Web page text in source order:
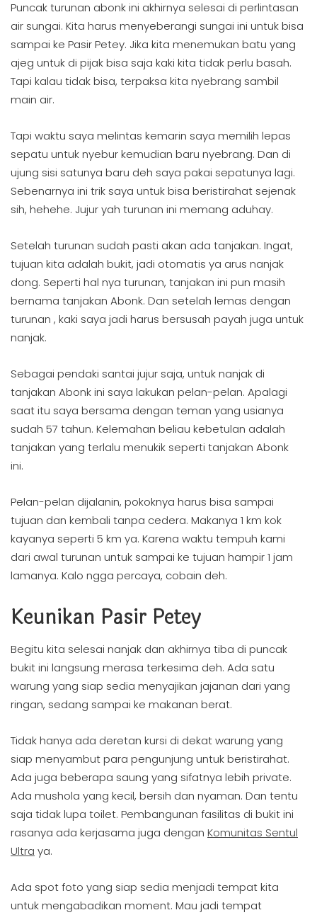
Puncak turunan abonk ini akhirnya selesai di perlintasan
air sungai. Kita harus menyeberangi sungai ini untuk bisa
sampai ke Pasir Petey. Jika kita menemukan batu yang
ajeg untuk di pijak bisa saja kaki kita tidak perlu basah.
Tapi kalau tidak bisa, terpaksa kita nyebrang sambil
main air.
Tapi waktu saya melintas kemarin saya memilih lepas
sepatu untuk nyebur kemudian baru nyebrang. Dan di
ujung sisi satunya baru deh saya pakai sepatunya lagi.
Sebenarnya ini trik saya untuk bisa beristirahat sejenak
sih, hehehe. Jujur yah turunan ini memang aduhay.
Setelah turunan sudah pasti akan ada tanjakan. Ingat,
tujuan kita adalah bukit, jadi otomatis ya arus nanjak
dong. Seperti hal nya turunan, tanjakan ini pun masih
bernama tanjakan Abonk. Dan setelah lemas dengan
turunan , kaki saya jadi harus bersusah payah juga untuk
nanjak.
Sebagai pendaki santai jujur saja, untuk nanjak di
tanjakan Abonk ini saya lakukan pelan-pelan. Apalagi
saat itu saya bersama dengan teman yang usianya
sudah 57 tahun. Kelemahan beliau kebetulan adalah
tanjakan yang terlalu menukik seperti tanjakan Abonk
ini.
Pelan-pelan dijalanin, pokoknya harus bisa sampai
tujuan dan kembali tanpa cedera. Makanya 1 km kok
kayanya seperti 5 km ya. Karena waktu tempuh kami
dari awal turunan untuk sampai ke tujuan hampir 1 jam
lamanya. Kalo ngga percaya, cobain deh.
Keunikan Pasir Petey
Begitu kita selesai nanjak dan akhirnya tiba di puncak
bukit ini langsung merasa terkesima deh. Ada satu
warung yang siap sedia menyajikan jajanan dari yang
ringan, sedang sampai ke makanan berat.
Tidak hanya ada deretan kursi di dekat warung yang
siap menyambut para pengunjung untuk beristirahat.
Ada juga beberapa saung yang sifatnya lebih private.
Ada mushola yang kecil, bersih dan nyaman. Dan tentu
saja tidak lupa toilet. Pembangunan fasilitas di bukit ini
rasanya ada kerjasama juga dengan Komunitas Sentul
Ultra ya.
Ada spot foto yang siap sedia menjadi tempat kita
untuk mengabadikan moment. Mau jadi tempat